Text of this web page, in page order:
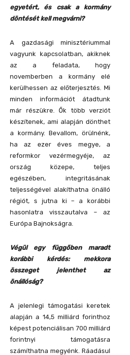
egyetért, és csak a kormány
döntését kell megvárni?
A gazdasági minisztériummal
vagyunk kapcsolatban, akiknek
az a feladata, hogy
novemberben a kormány elé
kerülhessen az előterjesztés. Mi
minden információt átadtunk
már részükre. Ők több verziót
készítenek, ami alapján dönthet
a kormány. Bevallom, örülnénk,
ha az ezer éves megye, a
reformkor vezérmegyéje, az
ország közepe, teljes
egészében, integritásának
teljességével alakíthatna önálló
régiót, s jutna ki – a korábbi
hasonlatra visszautalva – az
Európa Bajnokságra.
Végül egy függőben maradt
korábbi kérdés: mekkora
összeget jelenthet az
önállóság?
A jelenlegi támogatási keretek
alapján a 14,5 milliárd forinthoz
képest potenciálisan 700 milliárd
forintnyi támogatásra
számíthatna megyénk. Ráadásul